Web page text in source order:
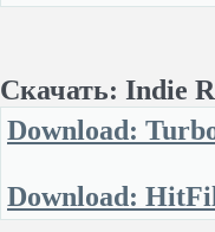
Скачать: Indie
Download:
Download: